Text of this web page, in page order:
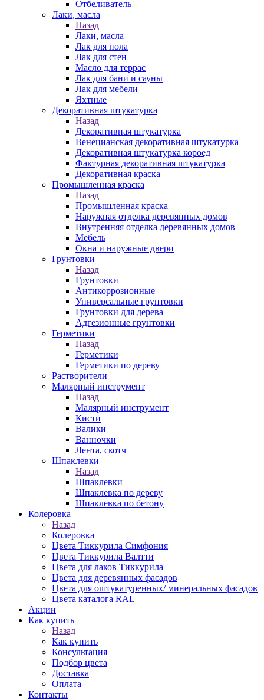
Отбеливатель
Лаки, масла
Назад
Лаки, масла
Лак для пола
Лак для стен
Масло для террас
Лак для бани и сауны
Лак для мебели
Яхтные
Декоративная штукатурка
Назад
Декоративная штукатурка
Венецианская декоративная штукатурка
Декоративная штукатурка короед
Фактурная декоративная штукатурка
Декоративная краска
Промышленная краска
Назад
Промышленная краска
Наружная отделка деревянных домов
Внутренняя отделка деревянных домов
Мебель
Окна и наружные двери
Грунтовки
Назад
Грунтовки
Антикоррозионные
Универсальные грунтовки
Грунтовки для дерева
Адгезионные грунтовки
Герметики
Назад
Герметики
Герметики по дереву
Растворители
Малярный инструмент
Назад
Малярный инструмент
Кисти
Валики
Ванночки
Лента, скотч
Шпаклевки
Назад
Шпаклевки
Шпаклевка по дереву
Шпаклевка по бетону
Колеровка
Назад
Колеровка
Цвета Тиккурила Симфония
Цвета Тиккурила Валтти
Цвета для лаков Тиккурила
Цвета для деревянных фасадов
Цвета для оштукатуренных/ минеральных фасадов
Цвета каталога RAL
Акции
Как купить
Назад
Как купить
Консультация
Подбор цвета
Доставка
Оплата
Контакты